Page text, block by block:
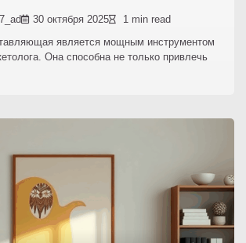
30 октября 2025 1 min read
является мощным инструментом
Она способна не только привлечь